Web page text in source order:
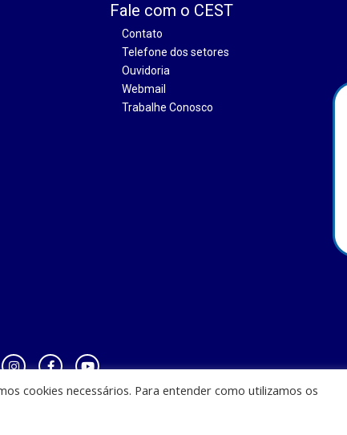
Fale com o CEST
Contato
Telefone dos setores
Ouvidoria
Webmail
Trabalhe Conosco
cookies necessários. Para entender como utilizamos os